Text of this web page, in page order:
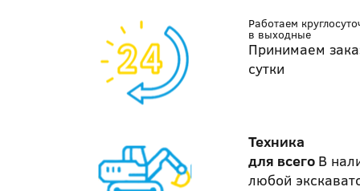
Работаем
в выходные
Принимаем
сутки
Техника
для всего В
любой